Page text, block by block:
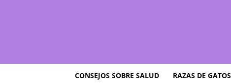
CONSEJOS SOBRE SALUD RAZAS DE GATOS